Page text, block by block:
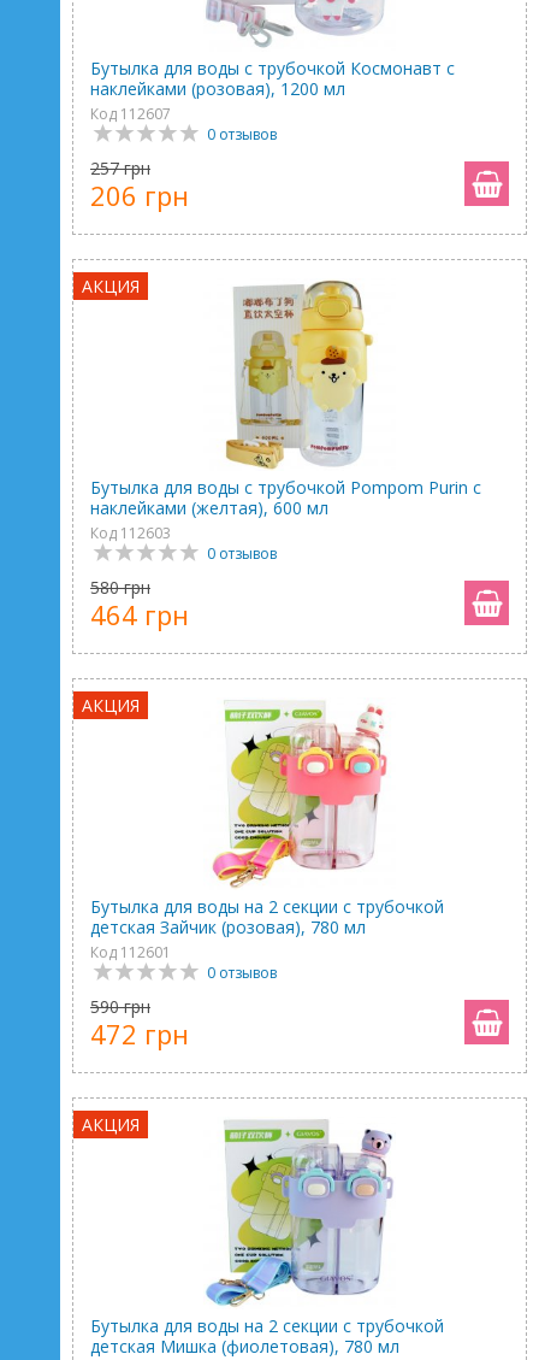
Бутылка для воды с трубочкой Космонавт с
наклейками (розовая), 1200 мл
Код 112607
0 отзывов
257 грн
206 грн
АКЦИЯ
Бутылка для воды с трубочкой Pompom Purin с
наклейками (желтая), 600 мл
Код 112603
0 отзывов
580 грн
464 грн
АКЦИЯ
Бутылка для воды на 2 секции с трубочкой
детская Зайчик (розовая), 780 мл
Код 112601
0 отзывов
590 грн
472 грн
АКЦИЯ
Бутылка для воды на 2 секции с трубочкой
детская Мишка (фиолетовая), 780 мл